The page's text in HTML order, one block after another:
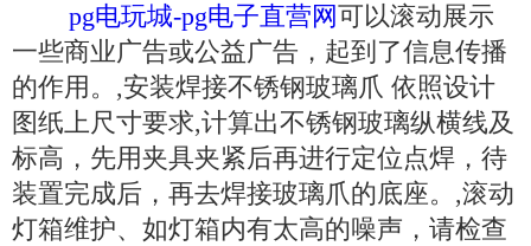
pg电玩城-pg电子直营网可以滚动展示
一些商业广告或公益广告，起到了信息传播
的作用。,安装焊接不锈钢玻璃爪 依照设计
图纸上尺寸要求,计算出不锈钢玻璃纵横线及
标高，先用夹具夹紧后再进行定位点焊，待
装置完成后，再去焊接玻璃爪的底座。,滚动
灯箱维护、如灯箱内有太高的噪声，请检查